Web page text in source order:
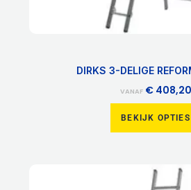
DIRKS 3-DELIGE
VANAF €408,20
BEKIJK OPTIES
Dit
product